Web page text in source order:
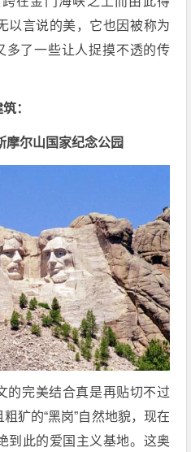
以言说的美，它也因被称为
多了一些让人捉摸不透的传
：
摩尔山国家纪念公园
的完美结合真是再贴切不过
犷的“黑岗”自然地貌，现在
到此的爱国主义基地。这奥